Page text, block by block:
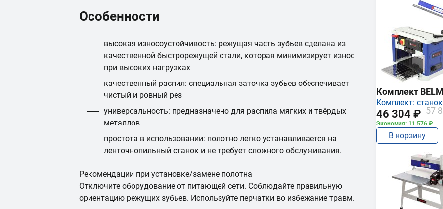
Особенности
высокая износоустойчивость: режущая часть зубьев сделана из
качественной быстрорежущей стали, которая минимизирует износ
при высоких нагрузках
качественный распил: специальная заточка зубьев обеспечивает
чистый и ровный рез
универсальность: предназначено для распила мягких и твёрдых
металлов
простота в использовании: полотно легко устанавливается на
ленточнопильный станок и не требует сложного обслуживания.
Рекомендации при установке/замене полотна
Отключите оборудование от питающей сети. Соблюдайте правильную
ориентацию режущих зубьев. Используйте перчатки во избежание травм.
Комплект
Комплект:
46 304 ₽ 57
Экономия: 11 576 ₽
В корзину